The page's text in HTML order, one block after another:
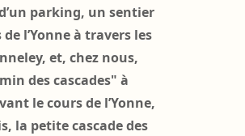
parking, un sentier
l’Yonne à travers les
et, chez nous,
des cascades" à
le cours de l’Yonne,
la petite cascade des